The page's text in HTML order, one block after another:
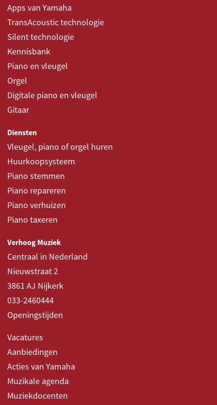
Apps van Yamaha
TransAcoustic technologie
Silent technologie
Kennisbank
Piano en vleugel
Orgel
Digitale piano en vleugel
Gitaar
Diensten
Vleugel, piano of orgel huren
Huurkoopsysteem
Piano stemmen
Piano repareren
Piano verhuizen
Piano taxeren
Verhoog Muziek
Centraal in Nederland
Nieuwstraat 2
3861 AJ Nijkerk
033-2460444
Openingstijden
Vacatures
Aanbiedingen
Acties van Yamaha
Muzikale agenda
Muziekdocenten